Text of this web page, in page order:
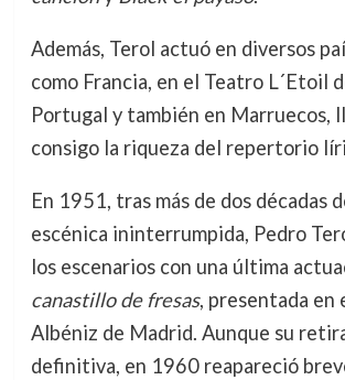
Además, Terol actuó en diversos
como Francia, en el Teatro L´Etoil
Portugal y también en Marruecos,
consigo la riqueza del repertorio
En 1951, tras más de dos décadas
escénica ininterrumpida, Pedro
los escenarios con una última
canastillo de fresas, presentada en
Albéniz de Madrid. Aunque su
definitiva, en 1960 reapareció